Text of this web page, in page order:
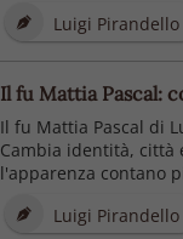
Luigi Pirandello
Il fu Mattia Pascal:
Il fu Mattia Pascal di
Cambia identità, città
l'apparenza contano
Luigi Pirandello